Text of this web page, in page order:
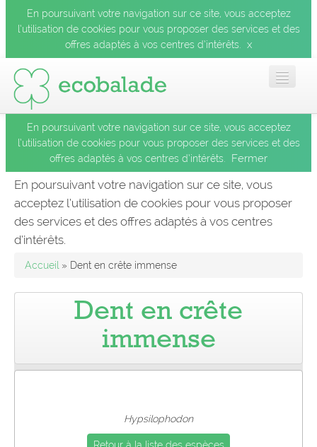
En poursuivant votre navigation sur ce site, vous acceptez
l’utilisation de cookies pour vous proposer des services et des
offres adaptés à vos centres d’intérêts.
x
Accueil
Les balades
Les espèces
Le blog
En poursuivant votre navigation sur ce site, vous acceptez
l’utilisation de cookies pour vous proposer des services et des
offres adaptés à vos centres d’intérêts.
Fermer
En poursuivant votre navigation sur ce site, vous
acceptez l’utilisation de cookies pour vous proposer
des services et des offres adaptés à vos centres
d’intérêts.
Accueil » Dent en crête immense
Dent en crête
immense
Hypsilophodon